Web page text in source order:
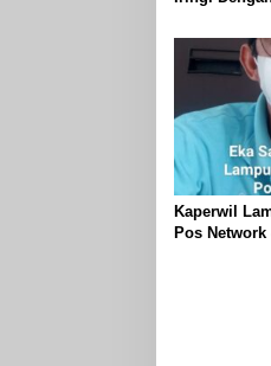
Idul Fitri
Kaperwil
Pos